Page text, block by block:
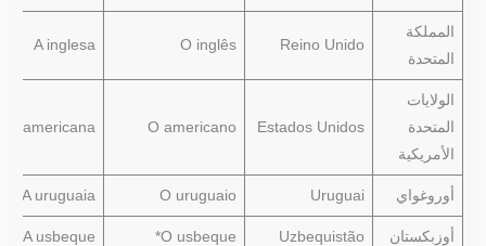
المملكة
المتحدة
Reino Unido
O inglês
A inglesa
الولايات
المتحدة
الأمريكية
Estados Unidos
O americano
A americana
أوروغواي Uruguai
O uruguaio
A uruguaia
أوزبكستان Uzbequistão
O usbeque*
A usbeque*